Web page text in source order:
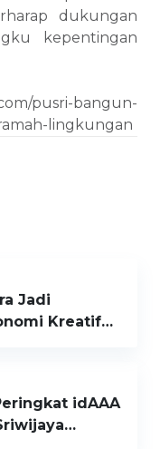
dukungan
kepentingan
pusri-bangun-
lingkungan
Jadi
Kreatif
idAAA